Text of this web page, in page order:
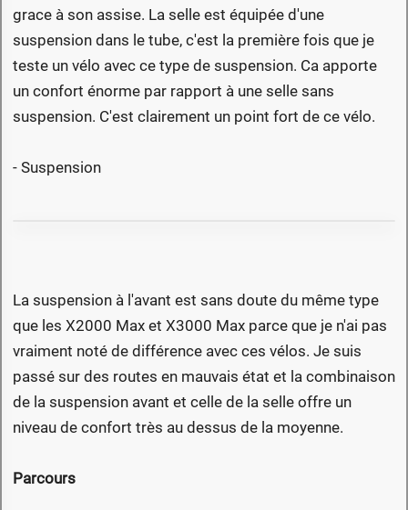
grace à son assise. La selle est équipée d'une
suspension dans le tube, c'est la première fois que je
teste un vélo avec ce type de suspension. Ca apporte
un confort énorme par rapport à une selle sans
suspension. C'est clairement un point fort de ce vélo.
- Suspension
La suspension à l'avant est sans doute du même type
que les X2000 Max et X3000 Max parce que je n'ai pas
vraiment noté de différence avec ces vélos. Je suis
passé sur des routes en mauvais état et la combinaison
de la suspension avant et celle de la selle offre un
niveau de confort très au dessus de la moyenne.
Parcours